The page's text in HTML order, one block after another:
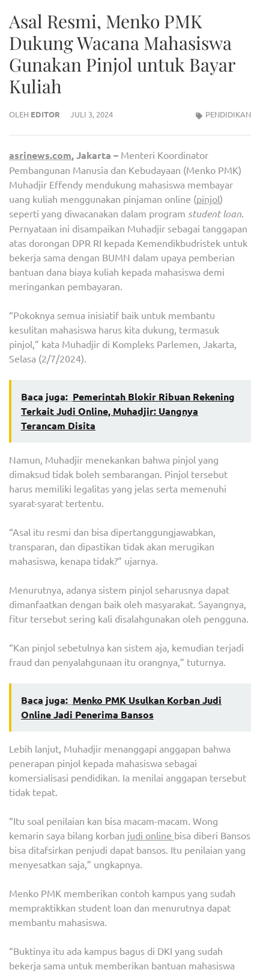
Asal Resmi, Menko PMK
Dukung Wacana Mahasiswa
Gunakan Pinjol untuk Bayar
Kuliah
OLEH EDITOR JULI 3, 2024 PENDIDIKAN
asrinews.com, Jakarta – Menteri Koordinator
Pembangunan Manusia dan Kebudayaan (Menko PMK)
Muhadjir Effendy mendukung mahasiswa membayar
uang kuliah menggunakan pinjaman online (pinjol)
seperti yang diwacanakan dalam program student loan.
Pernyataan ini disampaikan Muhadjir sebagai tanggapan
atas dorongan DPR RI kepada Kemendikbudristek untuk
bekerja sama dengan BUMN dalam upaya pemberian
bantuan dana biaya kuliah kepada mahasiswa demi
meringankan pembayaran.
“Pokoknya semua inisiatif baik untuk membantu
kesulitan mahasiswa harus kita dukung, termasuk
pinjol,” kata Muhadjir di Kompleks Parlemen, Jakarta,
Selasa (2/7/2024).
Baca juga: Pemerintah Blokir Ribuan Rekening
Terkait Judi Online, Muhadjir: Uangnya
Terancam Disita
Namun, Muhadjir menekankan bahwa pinjol yang
dimaksud tidak boleh sembarangan. Pinjol tersebut
harus memiliki legalitas yang jelas serta memenuhi
syarat-syarat tertentu.
“Asal itu resmi dan bisa dipertanggungjawabkan,
transparan, dan dipastikan tidak akan merugikan
mahasiswa, kenapa tidak?” ujarnya.
Menurutnya, adanya sistem pinjol seharusnya dapat
dimanfaatkan dengan baik oleh masyarakat. Sayangnya,
fitur tersebut sering kali disalahgunakan oleh pengguna.
“Kan pinjol sebetulnya kan sistem aja, kemudian terjadi
fraud dan penyalahgunaan itu orangnya,” tuturnya.
Baca juga: Menko PMK Usulkan Korban Judi
Online Jadi Penerima Bansos
Lebih lanjut, Muhadjir menanggapi anggapan bahwa
penerapan pinjol kepada mahasiswa sebagai
komersialisasi pendidikan. Ia menilai anggapan tersebut
tidak tepat.
“Itu soal penilaian kan bisa macam-macam. Wong
kemarin saya bilang korban judi online bisa diberi Bansos
bisa ditafsirkan penjudi dapat bansos. Itu penilaian yang
menyesatkan saja,” ungkapnya.
Menko PMK memberikan contoh kampus yang sudah
mempraktikkan student loan dan menurutnya dapat
membantu mahasiswa.
“Buktinya itu ada kampus bagus di DKI yang sudah
bekerja sama untuk memberikan bantuan mahasiswa